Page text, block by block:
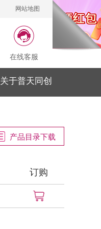
网站地图
在线客服
关于普天同创
产品目录下载
订购